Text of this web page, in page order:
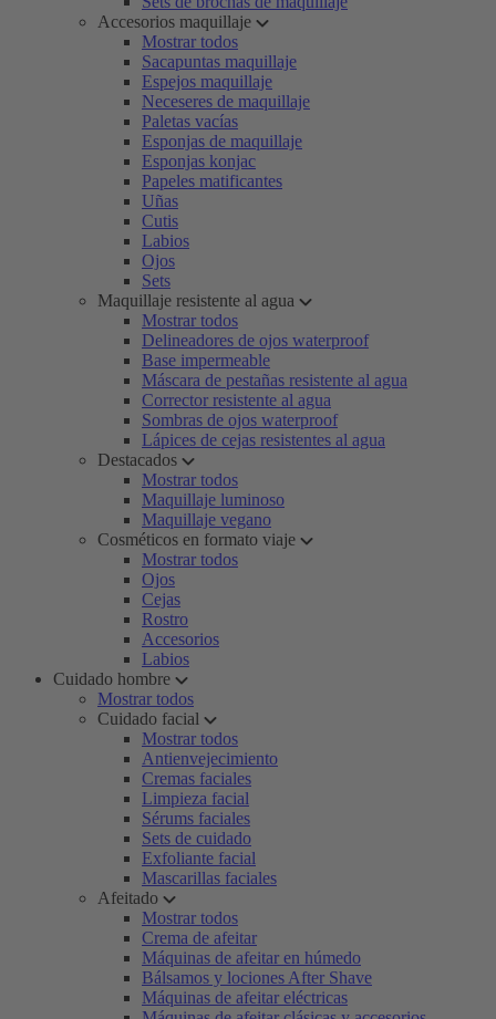
Accesorios maquillaje
Mostrar todos
Sacapuntas maquillaje
Espejos maquillaje
Neceseres de maquillaje
Paletas vacías
Esponjas de maquillaje
Esponjas konjac
Papeles matificantes
Uñas
Cutis
Labios
Ojos
Sets
Maquillaje resistente al agua
Mostrar todos
Delineadores de ojos waterproof
Base impermeable
Máscara de pestañas resistente al agua
Corrector resistente al agua
Sombras de ojos waterproof
Lápices de cejas resistentes al agua
Destacados
Mostrar todos
Maquillaje luminoso
Maquillaje vegano
Cosméticos en formato viaje
Mostrar todos
Ojos
Cejas
Rostro
Accesorios
Labios
Cuidado hombre
Mostrar todos
Cuidado facial
Mostrar todos
Antienvejecimiento
Cremas faciales
Limpieza facial
Sérums faciales
Sets de cuidado
Exfoliante facial
Mascarillas faciales
Afeitado
Mostrar todos
Crema de afeitar
Máquinas de afeitar en húmedo
Bálsamos y lociones After Shave
Máquinas de afeitar eléctricas